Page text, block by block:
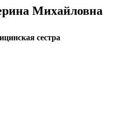
Михайловна
сестра